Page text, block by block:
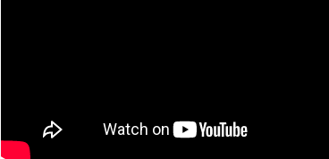
частоты также отображаются рядом с частотой,
находится в активном или резервном положениях.